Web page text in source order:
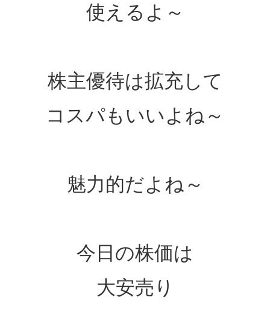
使えるよ～
株主優待は拡充して
コスパもいいよね～
魅力的だよね～
今日の株価は
大安売り